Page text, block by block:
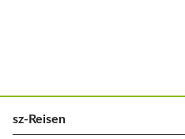
sz-Reisen